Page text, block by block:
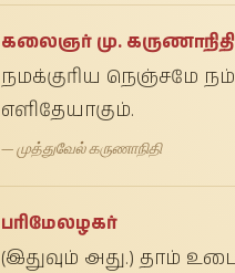
கலைஞர் மு. கருணாநிதி
நமக்குரிய நெஞ்சமே
எளிதேயாகும்.
— முத்துவேல் கருணாநிதி
பரிமேலழகர்
(இதுவும் அது.) தாம்